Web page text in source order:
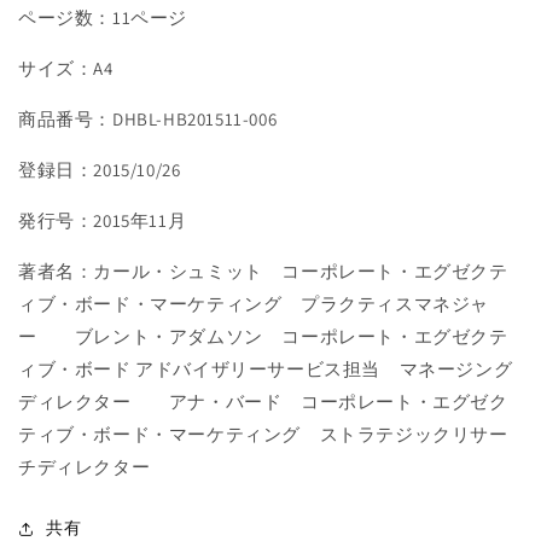
ページ数：11ページ
サイズ：A4
商品番号：DHBL-HB201511-006
登録日：2015/10/26
発行号：2015年11月
著者名：カール・シュミット コーポレート・エグゼクテ
ィブ・ボード・マーケティング プラクティスマネジャ
ー ブレント・アダムソン コーポレート・エグゼクテ
ィブ・ボード アドバイザリーサービス担当 マネージング
ディレクター アナ・バード コーポレート・エグゼク
ティブ・ボード・マーケティング ストラテジックリサー
チディレクター
共有